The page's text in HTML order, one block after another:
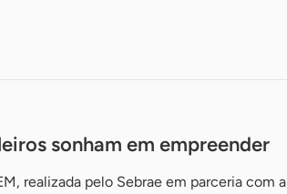
sonham em empreender
realizada pelo Sebrae em parceria com a